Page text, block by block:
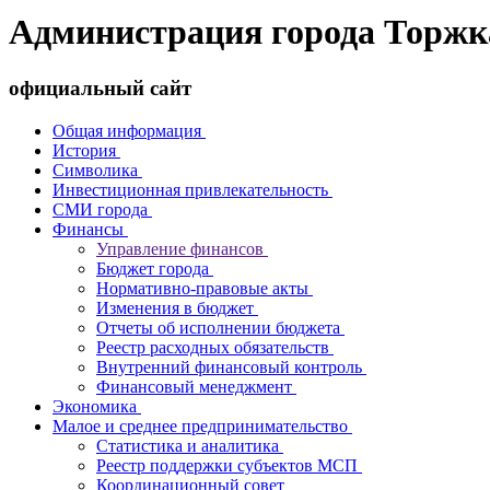
Администрация города
официальный сайт
Общая информация
История
Символика
Инвестиционная привлекательность
СМИ города
Финансы
Управление финансов
Бюджет города
Нормативно-правовые акты
Изменения в бюджет
Отчеты об исполнении бюджета
Реестр расходных обязательств
Внутренний финансовый контроль
Финансовый менеджмент
Экономика
Малое и среднее предпринимательство
Статистика и аналитика
Реестр поддержки субъектов МСП
Координационный совет